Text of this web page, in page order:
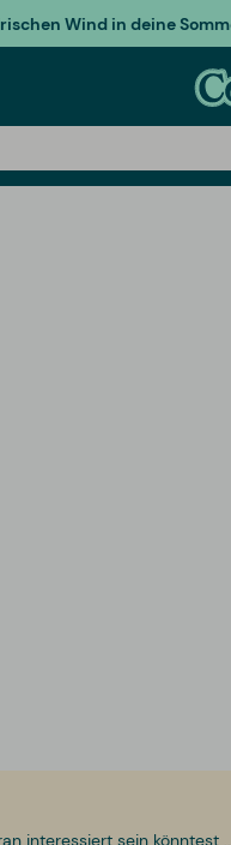
Wind in deine
interessiert sein könntest